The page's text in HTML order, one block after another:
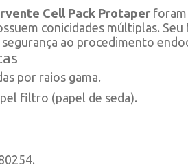
Cell Pack Protaper foram
conicidades múltiplas.
segurança ao procedimento
por raios gama.
filtro (papel de seda).